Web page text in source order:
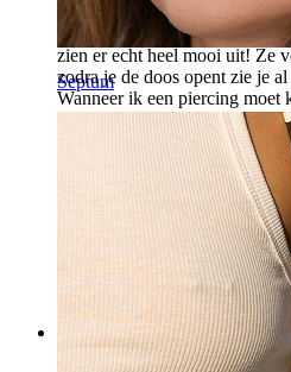
Septum
Volledig tevreden met het
meteen 3 gekocht, omdat ik 3
zien er echt heel mooi uit! Ze
zodra je de doos opent zie je
Wanneer ik een piercing moet
BodyMod zonder er twee
gerust uren kunnen besteden
piercings die ik al heb
compliment, ga zo door met
gelukkig en zelfverzekerder te
Geverifieerde
Vertaald door AI Toon origineel
Rating